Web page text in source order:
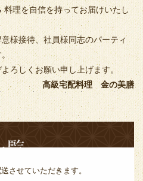
理を自信を持ってお届けいたし
様接待、社員様同志のパーティ
。
ろしくお願い申し上げます。
高級宅配料理 金の美膳
させていただきます。